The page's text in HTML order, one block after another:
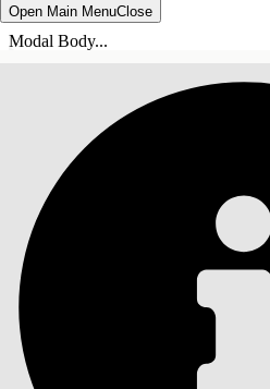
Open Main MenuClose
Modal Body...
SOMMARIO